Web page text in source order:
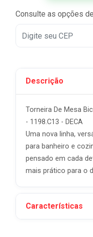
Consulte as opções
Descrição
Torneira De Mesa
- 1198.C13 - DECA
Uma nova linha,
para banheiro e
pensado em cada
mais prático para o
Características